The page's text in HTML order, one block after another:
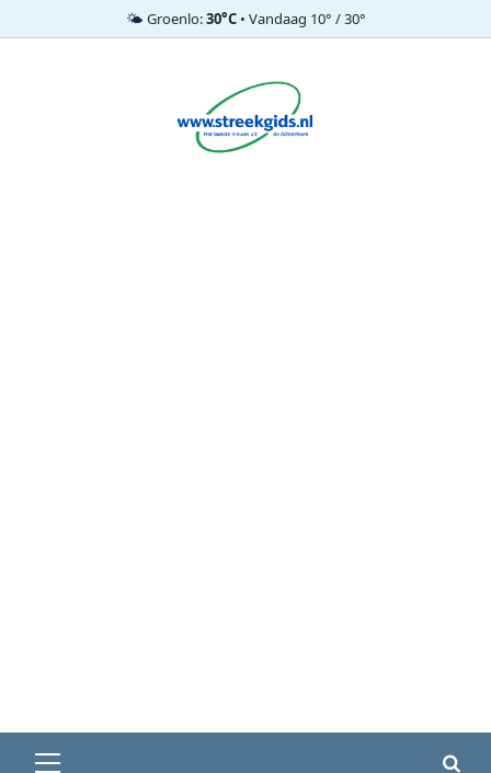
🌤️ Groenlo:30°C• Vandaag 10° / 30°